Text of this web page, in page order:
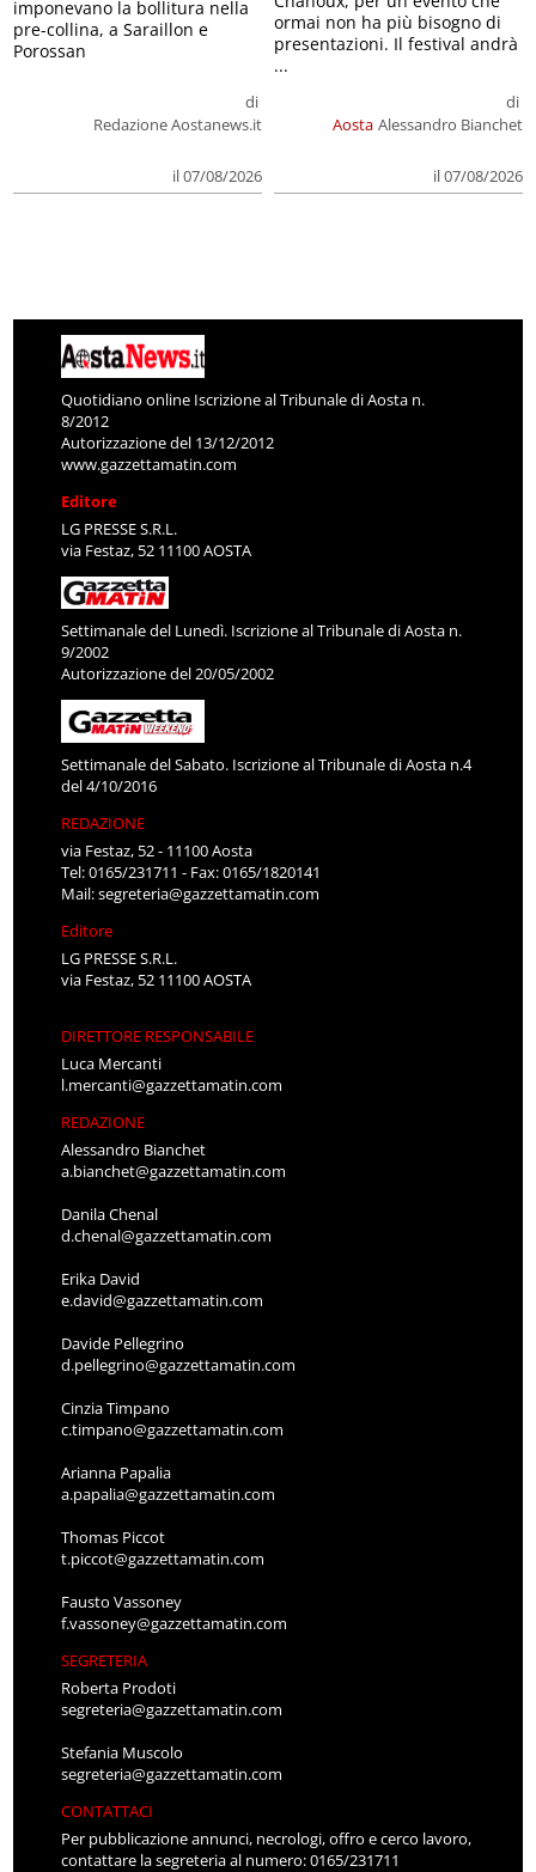
di
Redazione Aostanews.it
il 07/08/2026
imponevano la bollitura nella
pre-collina, a Saraillon e
Porossan
Aosta
di
Alessandro Bianchet
il 07/08/2026
ormai non ha più bisogno di
presentazioni. Il festival andrà
...
Quotidiano online Iscrizione al Tribunale di Aosta n.
8/2012
Autorizzazione del 13/12/2012
www.gazzettamatin.com
Editore
LG PRESSE S.R.L.
via Festaz, 52 11100 AOSTA
Settimanale del Lunedì. Iscrizione al Tribunale di Aosta n.
9/2002
Autorizzazione del 20/05/2002
Settimanale del Sabato. Iscrizione al Tribunale di Aosta n.4
del 4/10/2016
REDAZIONE
via Festaz, 52 - 11100 Aosta
Tel: 0165/231711 - Fax: 0165/1820141
Mail:segreteria@gazzettamatin.com
Editore
LG PRESSE S.R.L.
via Festaz, 52 11100 AOSTA
DIRETTORE RESPONSABILE
Luca Mercanti
l.mercanti@gazzettamatin.com
REDAZIONE
Alessandro Bianchet
a.bianchet@gazzettamatin.com
Danila Chenal
d.chenal@gazzettamatin.com
Erika David
e.david@gazzettamatin.com
Davide Pellegrino
d.pellegrino@gazzettamatin.com
Cinzia Timpano
c.timpano@gazzettamatin.com
Arianna Papalia
a.papalia@gazzettamatin.com
Thomas Piccot
t.piccot@gazzettamatin.com
Fausto Vassoney
f.vassoney@gazzettamatin.com
SEGRETERIA
Roberta Prodoti
segreteria@gazzettamatin.com
Stefania Muscolo
segreteria@gazzettamatin.com
CONTATTACI
Per pubblicazione annunci, necrologi, offro e cerco lavoro,
contattare la segreteria al numero: 0165/231711